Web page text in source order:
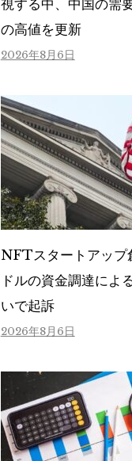
視する中、中国の需
の高値を更新
2026年8月6日
NFTスタートアッ
ドルの資金調達によ
いで起訴
2026年8月6日